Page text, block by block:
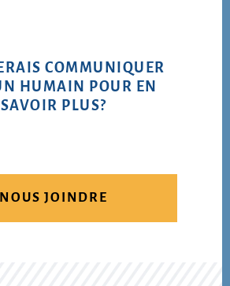
COMMUNIQUER
HUMAIN POUR EN
SAVOIR PLUS?
NOUS JOINDRE